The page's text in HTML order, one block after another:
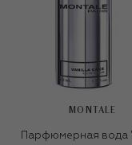
MONTALE
Парфюмерная вода